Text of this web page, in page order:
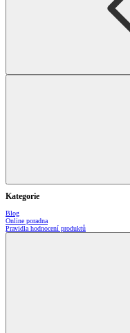
Kategorie
Blog
Online poradna
Pravidla hodnocení produktů